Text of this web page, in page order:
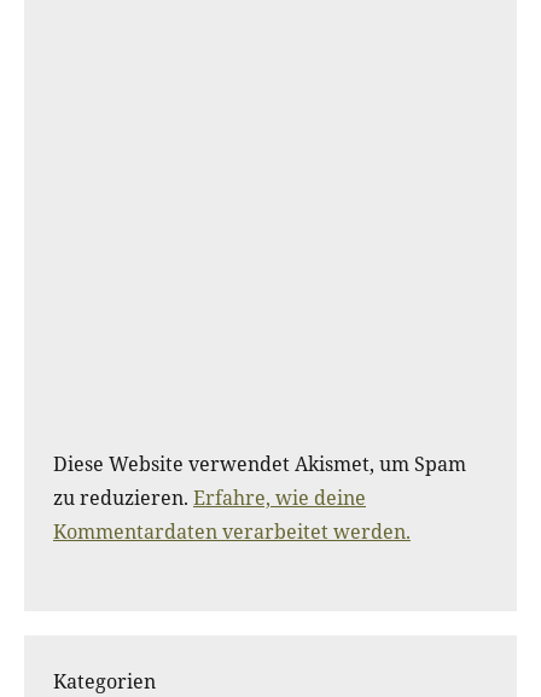
Diese Website verwendet Akismet, um Spam
zu reduzieren. Erfahre, wie deine
Kommentardaten verarbeitet werden.
Kategorien